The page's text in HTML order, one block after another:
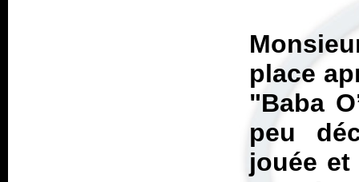
place
"Baba
peu
jouée